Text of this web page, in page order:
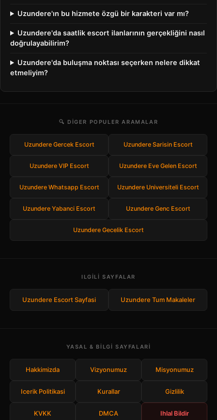
Uzundere'ın bu hizmete özgü bir karakteri var mı?
Uzundere'da saatlik escort ilanlarının gerçekliğini nasıl
doğrulayabilirim?
Uzundere'da buluşma noktası seçerken nelere dikkat
etmeliyim?
🔍 DIGER POPULER ARAMALAR
Uzundere Gercek Escort Uzundere Sarisin Escort
Uzundere VIP Escort Uzundere Eve Gelen Escort
Uzundere Whatsapp Escort Uzundere Universiteli Escort
Uzundere Yabanci Escort Uzundere Genc Escort
Uzundere Gecelik Escort
ILGILI SAYFALAR
Uzundere Escort Sayfasi Uzundere Tum Makaleler
YASAL & BILGI SAYFALARI
Hakkimizda Vizyonumuz Misyonumuz
Icerik Politikasi Kurallar Gizlilik
KVKK DMCA Ihlal Bildir